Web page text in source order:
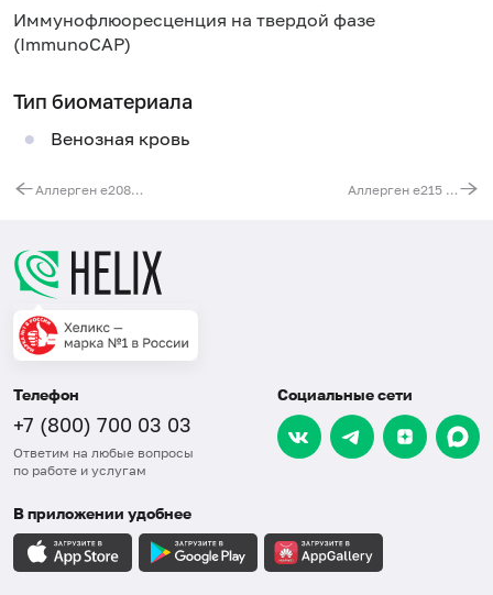
Иммунофлюоресценция на твердой фазе
(ImmunoCAP)
Тип биоматериала
Венозная кровь
Аллерген e208 - эпителий шиншиллы, IgE (ImmunoCAP) Аллерген e215 - перо голубя, IgE (ImmunoCAP)
Телефон
+7 (800) 700 03 03
Ответим на любые вопросы
по работе и услугам
Социальные сети
В приложении удобнее